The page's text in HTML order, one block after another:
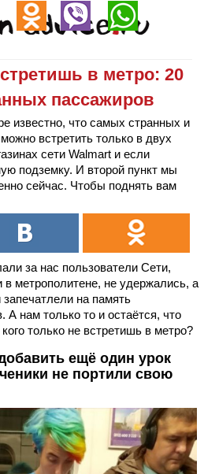
в метро: 20
пассажиров
известно, что самых странных и
встретить только в двух
сети Walmart и если
подземку. И второй пункт мы
сейчас. Чтобы поднять вам
за нас пользователи Сети,
в метрополитене, не удержались, а
на память
А нам только то и остаётся, что
только не встретишь в метро?
ещё один урок
не портили свою